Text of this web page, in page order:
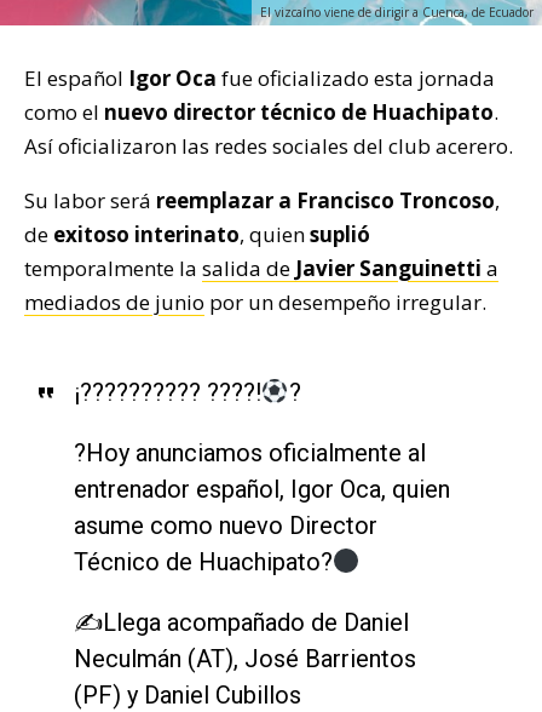
El vizcaíno viene de dirigir a Cuenca, de Ecuador
El español Igor Oca fue oficializado esta jornada
como el nuevo director técnico de Huachipato.
Así oficializaron las redes sociales del club acerero.
Su labor será reemplazar a Francisco Troncoso,
de exitoso interinato, quiensuplió
temporalmente la salida de Javier Sanguinetti a
mediados de junio por un desempeño irregular.
¡?????????? ????! ?
?Hoy anunciamos oficialmente al
entrenador español, Igor Oca, quien
asume como nuevo Director
Técnico de Huachipato?
✍️Llega acompañado de Daniel
Neculmán (AT), José Barrientos
(PF) y Daniel Cubillos